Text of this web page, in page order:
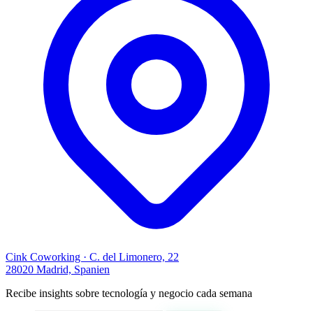
Cink Coworking · C. del Limonero, 22
28020 Madrid, Spanien
Recibe insights sobre tecnología y negocio cada semana